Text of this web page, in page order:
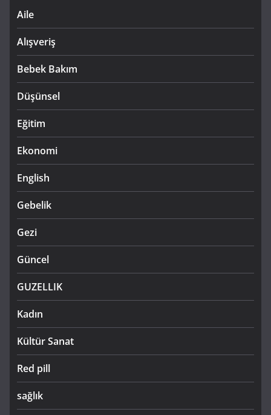
Aile
Alışveriş
Bebek Bakım
Düşünsel
Eğitim
Ekonomi
English
Gebelik
Gezi
Güncel
GUZELLIK
Kadın
Kültür Sanat
Red pill
sağlık